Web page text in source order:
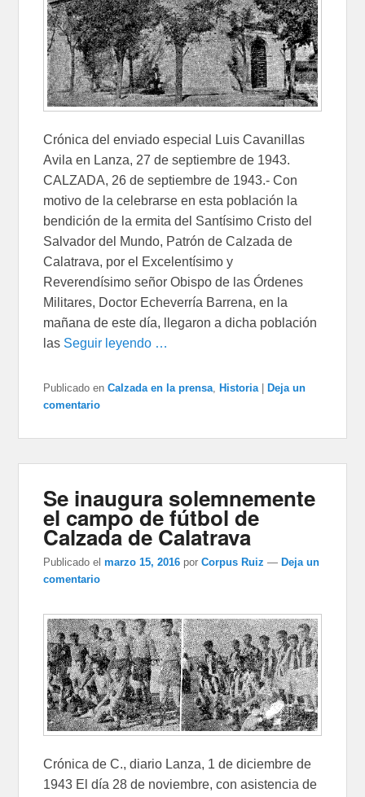
Crónica del enviado especial Luis Cavanillas
Avila en Lanza, 27 de septiembre de 1943.
CALZADA, 26 de septiembre de 1943.- Con
motivo de la celebrarse en esta población la
bendición de la ermita del Santísimo Cristo del
Salvador del Mundo, Patrón de Calzada de
Calatrava, por el Excelentísimo y
Reverendísimo señor Obispo de las Órdenes
Militares, Doctor Echeverría Barrena, en la
mañana de este día, llegaron a dicha población
las Seguir leyendo …
Publicado en Calzada en la prensa Historia
Deja un
comentario
Se inaugura solemnemente
el campo de fútbol de
Calzada de Calatrava
Publicado el marzo 15, 2016 porCorpus Ruiz —Deja un
comentario
Crónica de C., diario Lanza, 1 de diciembre de
1943 El día 28 de noviembre, con asistencia de